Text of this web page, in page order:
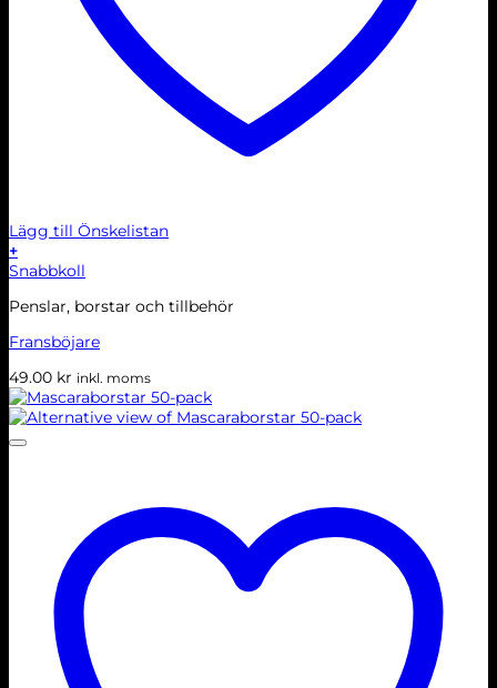
Lägg till Önskelistan
+
Snabbkoll
Penslar, borstar och tillbehör
Fransböjare
49.00 kr inkl. moms